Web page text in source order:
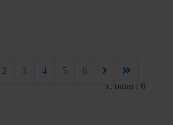
1. oldal / 6
2 3 4 5 6